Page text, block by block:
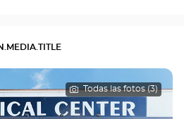
Todas las fotos (3)